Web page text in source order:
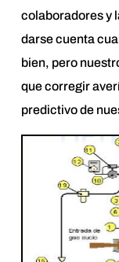
colaboradores y
darse cuenta
bien, pero
que corregir
predictivo de